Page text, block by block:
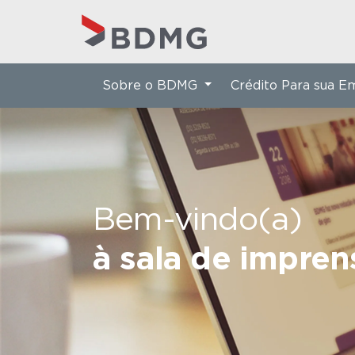
Bem-vindo(a)
à sala de
Sobre o BDMG Crédito Para sua